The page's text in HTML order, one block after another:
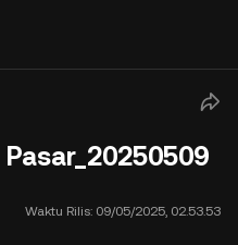
Waktu Rilis: 09/05/2025, 02.53.53